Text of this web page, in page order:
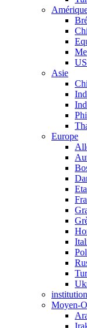
Asie
Europe
Moyen-